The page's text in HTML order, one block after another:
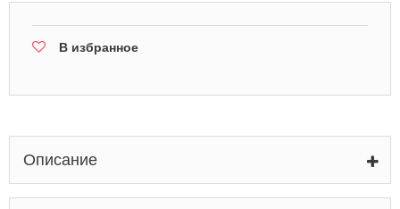
В избранное
Описание